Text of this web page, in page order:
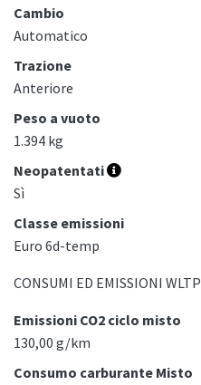
Cambio
Automatico
Trazione
Anteriore
Peso a vuoto
1.394 kg
Neopatentati
Sì
Classe emissioni
Euro 6d-temp
CONSUMI ED EMISSIONI WLTP
Emissioni CO2 ciclo misto
130,00 g/km
Consumo carburante Misto